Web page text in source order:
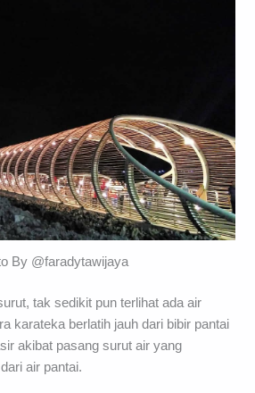
By @faradytawijaya
tak sedikit pun terlihat ada air
karateka berlatih jauh dari bibir pantai
akibat pasang surut air yang
air pantai.